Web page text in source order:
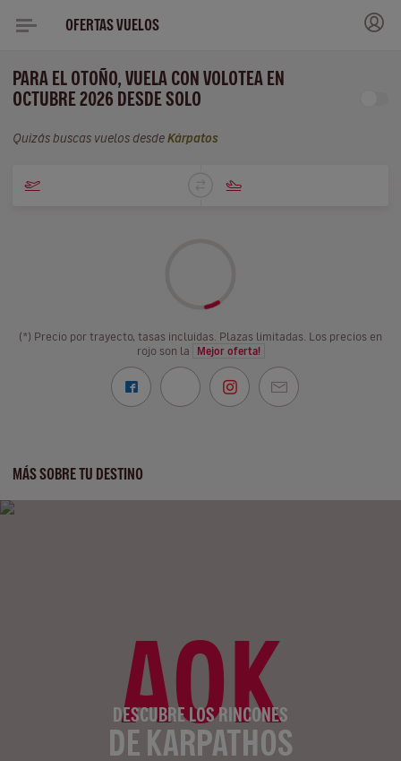
OFERTAS VUELOS
PARA EL OTOÑO, VUELA CON VOLOTEA EN
OCTUBRE 2026 DESDE SOLO
Quizás buscas vuelos desde Kárpatos
(*) Precio por trayecto, tasas incluidas. Plazas limitadas. Los precios en
rojo son la
Mejor oferta!
MÁS SOBRE TU DESTINO
AOK
DESCUBRE LOS RINCONES
DE KARPATHOS